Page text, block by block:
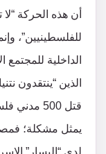
أن هذه الحركة
للفلسطينيين”،
الداخلية
الذين “ينتقدون
قتل 500
يمثل مشكلة؛
لدى “اليسار”